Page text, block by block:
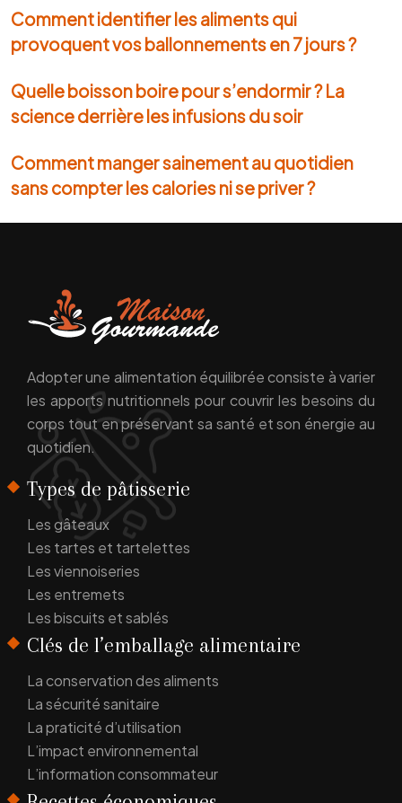
Comment identifier les aliments qui
provoquent vos ballonnements en 7 jours ?
Quelle boisson boire pour s’endormir ? La
science derrière les infusions du soir
Comment manger sainement au quotidien
sans compter les calories ni se priver ?
Adopter une alimentation équilibrée consiste à varier
les apports nutritionnels pour couvrir les besoins du
corps tout en préservant sa santé et son énergie au
quotidien.
Types de pâtisserie
Les gâteaux
Les tartes et tartelettes
Les viennoiseries
Les entremets
Les biscuits et sablés
Clés de l’emballage alimentaire
La conservation des aliments
La sécurité sanitaire
La praticité d’utilisation
L’impact environnemental
L’information consommateur